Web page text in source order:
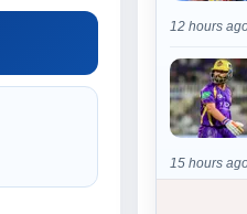
12 hours
15 hours